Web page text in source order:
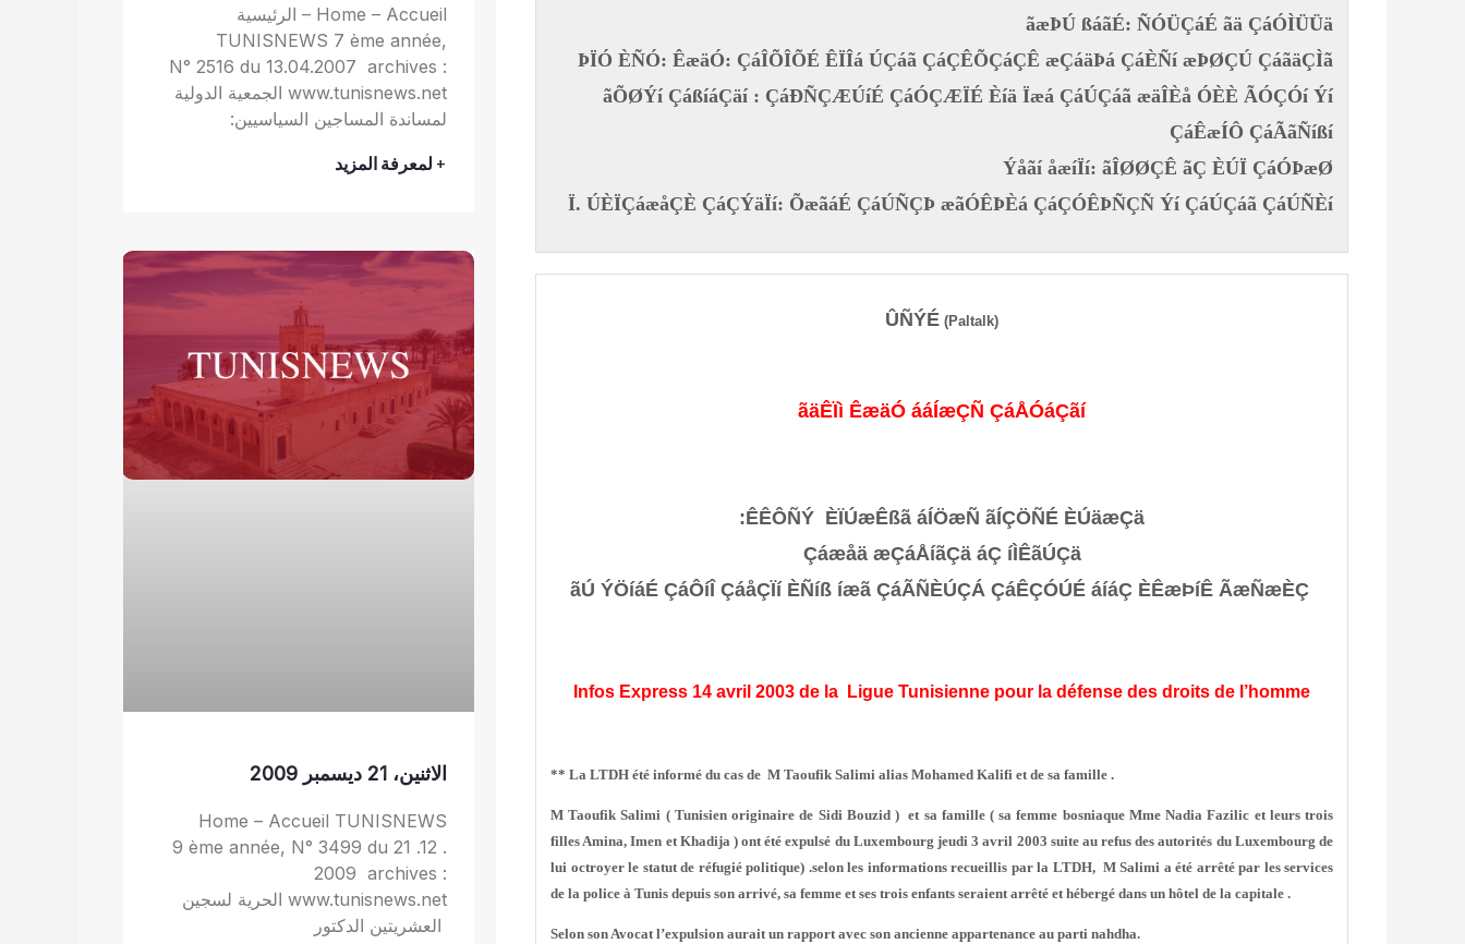
ãæÞÚ ßáãÉ: ÑÓÜÇáÉ ãä ÇáÓÌÜÜä
ÞÏÓ ÈÑÓ: ÊæäÓ: ÇáÎÕÎÕÉ ÊÏÎá ÚÇáã ÇáÇÊÕÇáÇÊ æÇáäÞá ÇáÈÑí æÞØÇÚ ÇáãäÇÌã
ãÕØÝí ÇáßíáÇäí : ÇáÐÑÇÆÚíÉ ÇáÓÇÆÏÉ Èíä Ïæá ÇáÚÇáã æäÎÈå ÓÈÈ ÃÓÇÓí Ýí
ÇáÊæÍÔ ÇáÃãÑíßí
Ýåãí åæíÏí: ãÎØØÇÊ ãÇ ÈÚÏ ÇáÓÞæØ
Ï. ÚÈÏÇáæåÇÈ ÇáÇÝäÏí: ÕæãáÉ ÇáÚÑÇÞ æãÓÊÞÈá ÇáÇÓÊÞÑÇÑ Ýí ÇáÚÇáã ÇáÚÑÈí
(Paltalk)
ÛÑÝÉ
ãäÊÏì ÊæäÓ ááÍæÇÑ ÇáÅÓáÇãí
ÊÊÔÑÝ ÈÏÚæÊßã áÍÖæÑ ãÍÇÖÑÉ ÈÚäæÇä:
Çáæåä æÇáÅíãÇä áÇ íÌÊãÚÇä
ãÚ ÝÖíáÉ ÇáÔíÎ ÇáåÇÏí ÈÑíß íæã ÇáÃÑÈÚÇÁ ÇáÊÇÓÚÉ áíáÇ ÈÊæÞíÊ ÃæÑæÈÇ
Infos Express 14 avril 2003 de la Ligue Tunisienne pour la défense des droits de l’homme
** La LTDH été informé du cas de M Taoufik Salimi alias Mohamed Kalifi et de sa famille .
M Taoufik Salimi ( Tunisien originaire de Sidi Bouzid ) et sa famille ( sa femme bosniaque Mme Nadia Fazilic et leurs trois
filles Amina, Imen et Khadija ) ont été expulsé du Luxembourg jeudi 3 avril 2003 suite au refus des autorités du Luxembourg de
lui octroyer le statut de réfugié politique) .selon les informations recueillis par la LTDH, M Salimi a été arrêté par les services
de la police à Tunis depuis son arrivé, sa femme et ses trois enfants seraient arrêté et hébergé dans un hôtel de la capitale .
Selon son Avocat l’expulsion aurait un rapport avec son ancienne appartenance au parti nahdha.
Home – Accueil – الرئيسية
TUNISNEWS 7 ème année,
N° 2516 du 13.04.2007 archives :
www.tunisnews.net الجمعية الدولية
لمساندة المساجين السياسيين:
+ لمعرفة المزيد
الاثنين، 21 ديسمبر 2009
Home – Accueil TUNISNEWS
9 ème année, N° 3499 du 21 .12 .
2009 archives :
www.tunisnews.net الحرية لسجين
العشريتين الدكتور